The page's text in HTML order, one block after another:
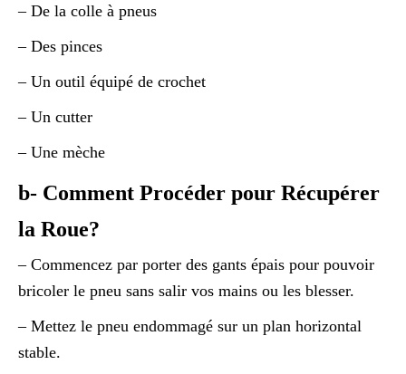
– De la colle à pneus
– Des pinces
– Un outil équipé de crochet
– Un cutter
– Une mèche
b- Comment Procéder pour Récupérer
la Roue?
– Commencez par porter des gants épais pour pouvoir
bricoler le pneu sans salir vos mains ou les blesser.
– Mettez le pneu endommagé sur un plan horizontal
stable.